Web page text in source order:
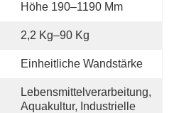
Höhe 190–1190 Mm
2,2 Kg–90 Kg
Einheitliche Wandstärke
Lebensmittelverarbeitung,
Aquakultur, Industrielle